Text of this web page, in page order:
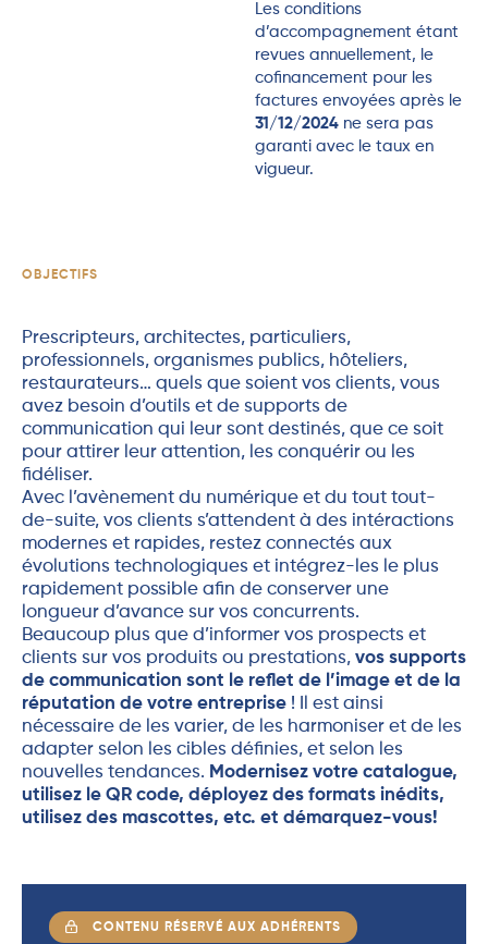
Les conditions
d’accompagnement étant
revues annuellement, le
cofinancement pour les
factures envoyées après le
31/12/2024 ne sera pas
garanti avec le taux en
vigueur.
OBJECTIFS
Prescripteurs, architectes, particuliers,
professionnels, organismes publics, hôteliers,
restaurateurs… quels que soient vos clients, vous
avez besoin d’outils et de supports de
communication qui leur sont destinés, que ce soit
pour attirer leur attention, les conquérir ou les
fidéliser.
Avec l’avènement du numérique et du tout tout-
de-suite, vos clients s’attendent à des intéractions
modernes et rapides, restez connectés aux
évolutions technologiques et intégrez-les le plus
rapidement possible afin de conserver une
longueur d’avance sur vos concurrents.
Beaucoup plus que d’informer vos prospects et
clients sur vos produits ou prestations, vos supports
de communication sont le reflet de l’image et de la
réputation de votre entreprise ! Il est ainsi
nécessaire de les varier, de les harmoniser et de les
adapter selon les cibles définies, et selon les
nouvelles tendances. Modernisez votre catalogue,
utilisez le QR code, déployez des formats inédits,
utilisez des mascottes, etc. et démarquez-vous!
CONTENU RÉSERVÉ AUX ADHÉRENTS